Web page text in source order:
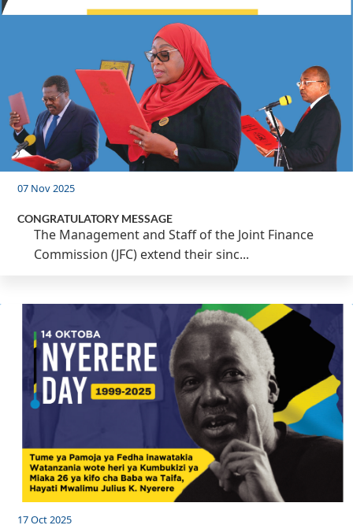
07 Nov 2025
CONGRATULATORY MESSAGE
The Management and Staff of the Joint Finance
Commission (JFC) extend their sinc...
17 Oct 2025